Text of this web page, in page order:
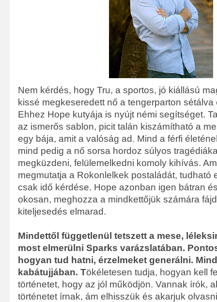
Nem kérdés, hogy Tru, a sportos, jó kiállású
kissé megkeseredett nő a tengerparton sétálva
Ehhez Hope kutyája is nyújt némi segítséget.
az ismerős sablon, picit talán kiszámítható a
egy bája, amit a valóság ad. Mind a férfi
mind pedig a nő sorsa hordoz súlyos
megküzdeni, felülemelkedni komoly kihívás.
megmutatja a Rokonlelkek postaládát, tudható
csak idő kérdése. Hope azonban igen bátran
okosan, meghozza a mindkettőjük számára
kiteljesedés elmarad.
Mindettől függetlenül tetszett a mese,
most elmerülni Sparks varázslatában.
hogyan tud hatni, érzelmeket generálni.
kabátujjában. Tökéletesen tudja, hogyan kell
történetet, hogy az jól működjön. Vannak írók,
történetet írnak, ám elhisszük és akarjuk